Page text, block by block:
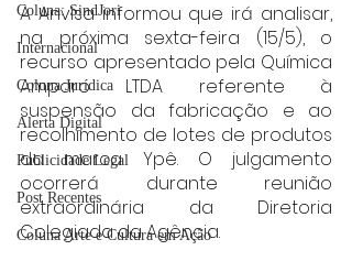
Coluna: SindJori
Internacional
Coluna Jurídica
Alerta Digital
Publicidade Legal
Post Recentes
Coluna Arte e Cultura em Ação
A Anvisa informou que irá analisar,
na próxima sexta-feira (15/5), o
recurso apresentado pela Química
Amparo LTDA referente à
suspensão da fabricação e ao
recolhimento de lotes de produtos
da marca Ypê. O julgamento
ocorrerá durante reunião
extraordinária da Diretoria
Colegiada da Agência.